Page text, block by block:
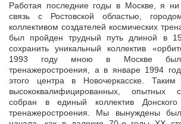
Работая последние годы в Москве, я
связь с Ростовской областью,
коллективом создателей космических
был пройден трудный путь длиной в
сохранить уникальный коллектив
1993 году мною в Москве был
тренажеростроения, а в январе 1994
этого центра в Новочеркасске. Таким
высококвалифицированных, опытных
собран в единый коллектив
тренажеростроения. Мы вынуждены